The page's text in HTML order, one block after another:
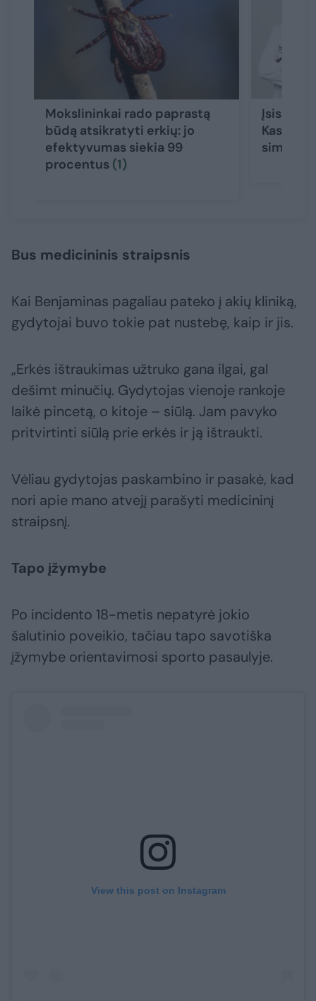
Mokslininkai rado paprastą
būdą atsikratyti erkių: jo
efektyvumas siekia 99
procentus (1)
Įsisiurbė
Bus medicininis straipsnis
Kai Benjaminas pagaliau pateko į akių kliniką,
gydytojai buvo tokie pat nustebę, kaip ir jis.
„Erkės ištraukimas užtruko gana ilgai, gal
dešimt minučių. Gydytojas vienoje rankoje
laikė pincetą, o kitoje – siūlą. Jam pavyko
pritvirtinti siūlą prie erkės ir ją ištraukti.
Vėliau gydytojas paskambino ir pasakė, kad
nori apie mano atvejį parašyti medicininį
straipsnį.
Tapo įžymybe
Po incidento 18-metis nepatyrė jokio
šalutinio poveikio, tačiau tapo savotiška
įžymybe orientavimosi sporto pasaulyje.
View this post on Instagram